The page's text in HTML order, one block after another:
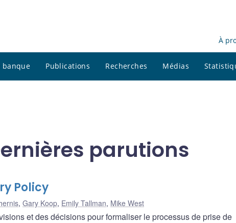
À
banque Publications Recherches Médias
parutions
Policy
, Gary Koop, Emily Tallman, Mike West
et des décisions pour formaliser le processus de prise de